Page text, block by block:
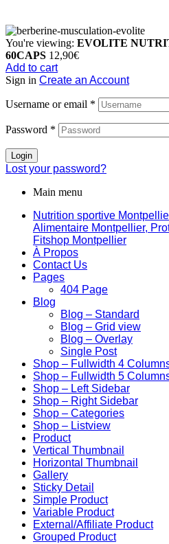
You're viewing: EVOLITE
60CAPS 12,90€
Add to cart
Sign in Create an Account
Username or email *
Password *
Login
Lost your password?
Main menu
Nutrition sportive
Alimentaire Montpellier,
Fitshop Montpellier
À Propos
Contact Us
Pages
404 Page
Blog
Blog – Standard
Blog – Grid view
Blog – Overlay
Single Post
Shop – Fullwidth 4
Shop – Fullwidth 5
Shop – Left Sidebar
Shop – Right Sidebar
Shop – Categories
Shop – Listview
Product
Vertical Thumbnail
Horizontal Thumbnail
Gallery
Sticky Detail
Simple Product
Variable Product
External/Affiliate Product
Grouped Product